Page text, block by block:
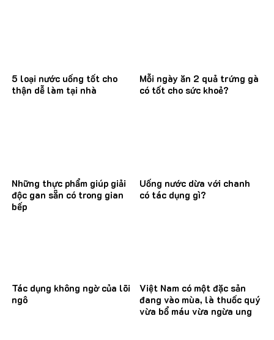
5 loại nước uống tốt cho
thận dễ làm tại nhà
Mỗi ngày ăn 2 quả trứng gà
có tốt cho sức khoẻ?
Những thực phẩm giúp giải
độc gan sẵn có trong gian
bếp
Uống nước dừa với chanh
có tác dụng gì?
Tác dụng không ngờ của lõi
ngô
Việt Nam có một đặc sản
đang vào mùa, là thuốc quý
vừa bổ máu vừa ngừa ung